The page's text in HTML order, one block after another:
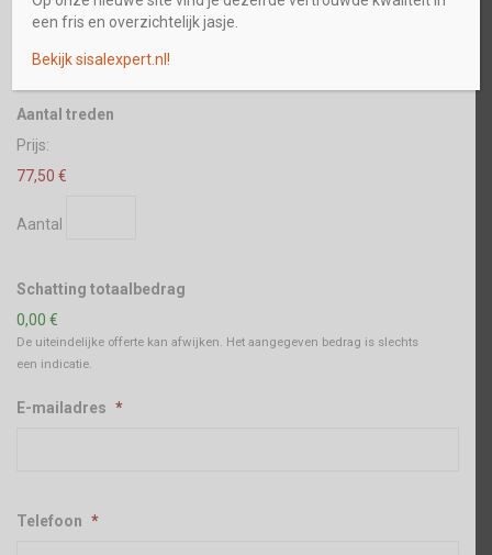
Extra's
Inclusief ondertapijt
Aantal treden
Prijs:
77,50 €
Aantal
Schatting totaalbedrag
0,00 €
De uiteindelijke offerte kan afwijken. Het aangegeven bedrag is slechts
een indicatie.
E-mailadres *
Telefoon *
een fris en overzichtelijk jasje.
Bekijk sisalexpert.nl!